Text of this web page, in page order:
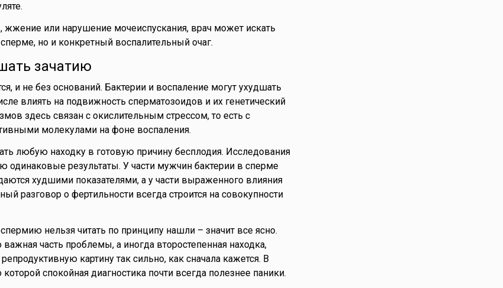
жжение или нарушение мочеиспускания, врач может искать
но и конкретный воспалительный очаг.
зачатию
и не без оснований. Бактерии и воспаление могут ухудшать
влиять на подвижность сперматозоидов и их генетический
здесь связан с окислительным стрессом, то есть с
молекулами на фоне воспаления.
любую находку в готовую причину бесплодия. Исследования
одинаковые результаты. У части мужчин бактерии в сперме
худшими показателями, а у части выраженного влияния
разговор о фертильности всегда строится на совокупности
нельзя читать по принципу нашли – значит все ясно.
важная часть проблемы, а иногда второстепенная находка,
картину так сильно, как сначала кажется. В
которой спокойная диагностика почти всегда полезнее паники.